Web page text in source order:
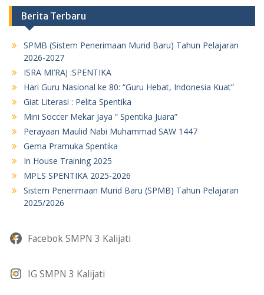
Berita Terbaru
SPMB (Sistem Penerimaan Murid Baru) Tahun Pelajaran
2026-2027
ISRA MI’RAJ :SPENTIKA
Hari Guru Nasional ke 80: “Guru Hebat, Indonesia Kuat”
Giat Literasi : Pelita Spentika
Mini Soccer Mekar Jaya “ Spentika Juara”
Perayaan Maulid Nabi Muhammad SAW 1447
Gema Pramuka Spentika
In House Training 2025
MPLS SPENTIKA 2025-2026
Sistem Penerimaan Murid Baru (SPMB) Tahun Pelajaran
2025/2026
Facebok SMPN 3 Kalijati
IG SMPN 3 Kalijati